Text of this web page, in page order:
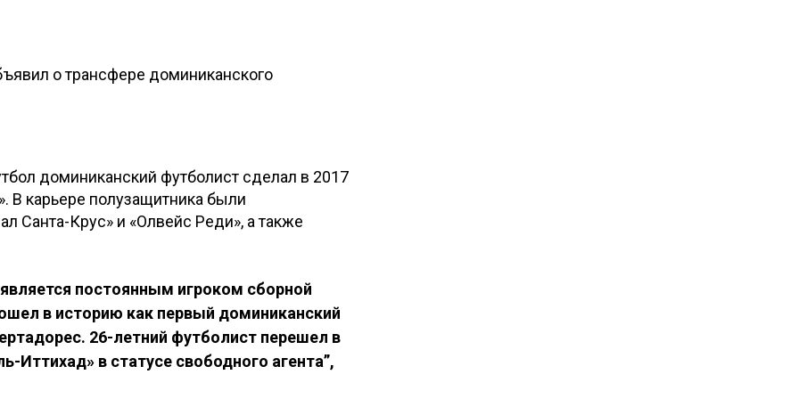
о трансфере доминиканского
доминиканский футболист сделал в 2017
В карьере полузащитника были
Санта-Крус» и «Олвейс Реди», а также
постоянным игроком сборной
в историю как первый доминиканский
26-летний футболист перешел в
Иттихад» в статусе свободного агента”,